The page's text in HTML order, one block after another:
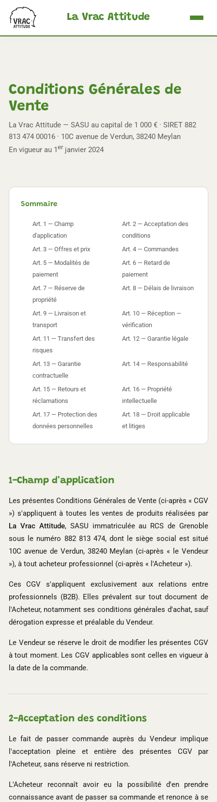
La Vrac Attitude
Les Bacs
Nous Contacter
Conditions Générales de
Vente
La Vrac Attitude — SASU au capital de 1 000 € · SIRET 882
813 474 00016 · 10C avenue de Verdun, 38240 Meylan
En vigueur au 1erjanvier 2024
Sommaire
Art. 1 — Champ
d'application
Art. 2 — Acceptation des
conditions
Art. 3 — Offres et prix
Art. 4 — Commandes
Art. 5 — Modalités de
paiement
Art. 6 — Retard de
paiement
Art. 7 — Réserve de
propriété
Art. 8 — Délais de livraison
Art. 9 — Livraison et
transport
Art. 10 — Réception —
vérification
Art. 11 — Transfert des
risques
Art. 12 — Garantie légale
Art. 13 — Garantie
contractuelle
Art. 14 — Responsabilité
Art. 15 — Retours et
réclamations
Art. 16 — Propriété
intellectuelle
Art. 17 — Protection des
données personnelles
Art. 18 — Droit applicable
et litiges
1-Champ d'application
Les présentes Conditions Générales de Vente (ci-après « CGV
») s'appliquent à toutes les ventes de produits réalisées par
La Vrac Attitude, SASU immatriculée au RCS de Grenoble
sous le numéro 882 813 474, dont le siège social est situé
10C avenue de Verdun, 38240 Meylan (ci-après « le Vendeur
»), à tout acheteur professionnel (ci-après « l'Acheteur »).
Ces CGV s'appliquent exclusivement aux relations entre
professionnels (B2B). Elles prévalent sur tout document de
l'Acheteur, notamment ses conditions générales d'achat, sauf
dérogation expresse et préalable du Vendeur.
Le Vendeur se réserve le droit de modifier les présentes CGV
à tout moment. Les CGV applicables sont celles en vigueur à
la date de la commande.
2-Acceptation des conditions
Le fait de passer commande auprès du Vendeur implique
l'acceptation pleine et entière des présentes CGV par
l'Acheteur, sans réserve ni restriction.
L'Acheteur reconnaît avoir eu la possibilité d'en prendre
connaissance avant de passer sa commande et renonce à se